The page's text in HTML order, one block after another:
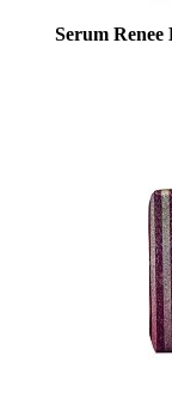
Serum